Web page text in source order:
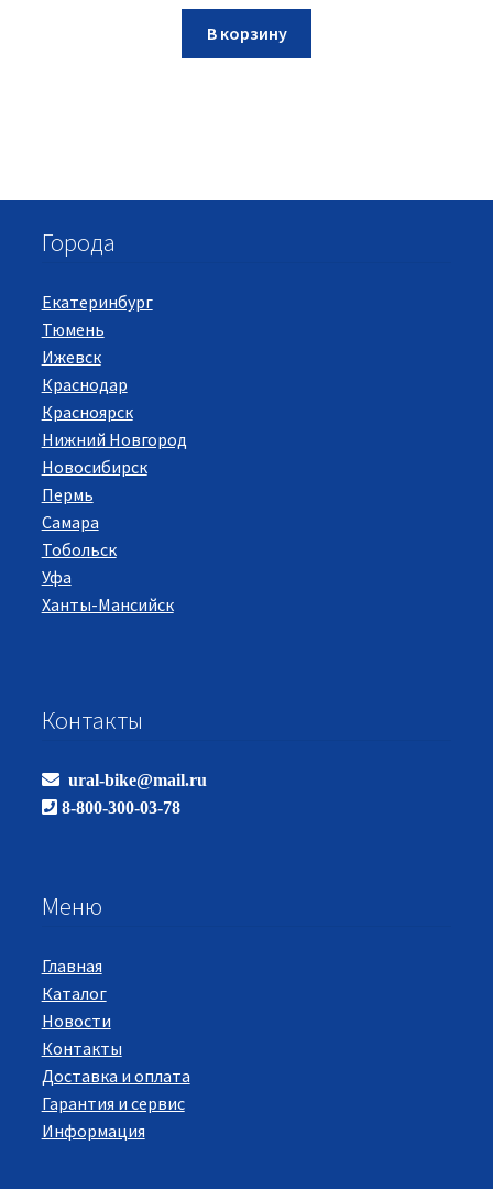
В корзину
Города
Екатеринбург
Тюмень
Ижевск
Краснодар
Красноярск
Нижний Новгород
Новосибирск
Пермь
Самара
Тобольск
Уфа
Ханты-Мансийск
Контакты
ural-bike@mail.ru
8-800-300-03-78
Меню
Главная
Каталог
Новости
Контакты
Доставка и оплата
Гарантия и сервис
Информация